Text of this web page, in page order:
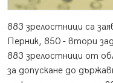
883 зрелостници са
Перник, 850 - втори
883 зрелостници от
за допускане до